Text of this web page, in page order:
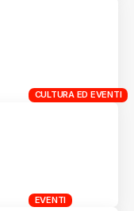
CULTURA ED EVENTI
EVENTI